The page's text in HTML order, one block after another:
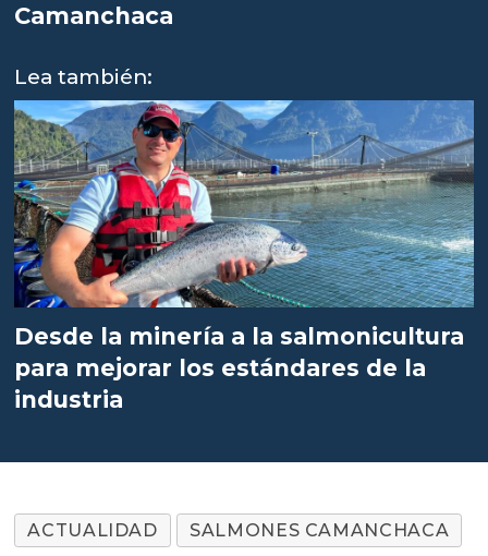
Camanchaca
Lea también:
Desde la minería a la salmonicultura
para mejorar los estándares de la
industria
ACTUALIDAD SALMONES CAMANCHACA